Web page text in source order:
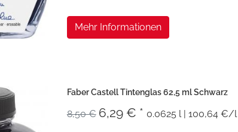
Mehr Informationen
Faber Castell Tintenglas 62,5 ml Schwarz
8,50 € 6,29 € * 0.0625 l | 100,64 €/l